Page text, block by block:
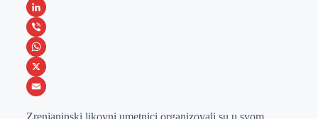
a
c
e
b
o
M
e
s
s
e
L
i
n
k
V
i
b
W
h
X
Zrenjaninski likovni umetnici organizovali su u svom